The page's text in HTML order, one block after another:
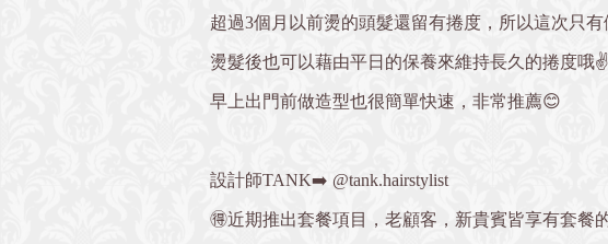
超過3個月以前燙的頭髮還留有捲度，所以這次只
燙髮後也可以藉由平日的保養來維持長久的捲度️哦✌️
早上出門前做造型也很簡單快速，非常推薦😊
設計師TANK➡️ @tank.hairstylist
🉐近期推出套餐項目，老顧客，新貴賓皆享有套餐